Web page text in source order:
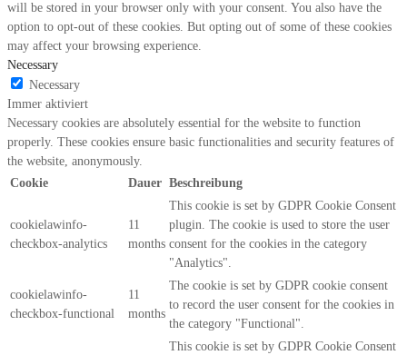
will be stored in your browser only with your consent. You also have the
option to opt-out of these cookies. But opting out of some of these cookies
may affect your browsing experience.
Necessary
Necessary
Immer aktiviert
Necessary cookies are absolutely essential for the website to function
properly. These cookies ensure basic functionalities and security features of
the website, anonymously.
Cookie
Dauer Beschreibung
cookielawinfo-
checkbox-analytics
11
months
This cookie is set by GDPR Cookie Consent
plugin. The cookie is used to store the user
consent for the cookies in the category
"Analytics".
cookielawinfo-
checkbox-functional
11
months
The cookie is set by GDPR cookie consent
to record the user consent for the cookies in
the category "Functional".
This cookie is set by GDPR Cookie Consent